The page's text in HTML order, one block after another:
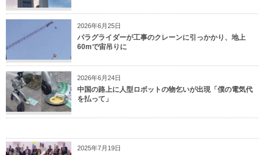
2026年6月25日
パラグライダーが工事のクレーンに引っかかり、地上
60mで宙吊りに
2026年6月24日
中国の路上に人型ロボットの物乞いが出現「僕の電気代
を払って」
2025年7月19日